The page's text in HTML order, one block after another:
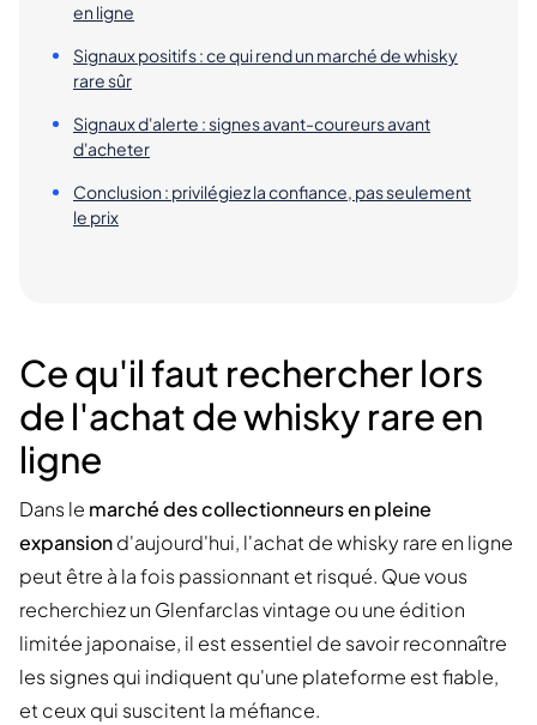
en ligne
Signaux positifs : ce qui rend un marché de whisky
rare sûr
Signaux d'alerte : signes avant-coureurs avant
d'acheter
Conclusion : privilégiez la confiance, pas seulement
le prix
Ce qu'il faut rechercher lors
de l'achat de whisky rare en
ligne
Dans le marché des collectionneurs en pleine
expansiond'aujourd'hui, l'achat de whisky rare en ligne
peut être à la fois passionnant et risqué. Que vous
recherchiez un Glenfarclas vintage ou une édition
limitée japonaise, il est essentiel de savoir reconnaître
les signes qui indiquent qu'une plateforme est fiable,
et ceux qui suscitent la méfiance.